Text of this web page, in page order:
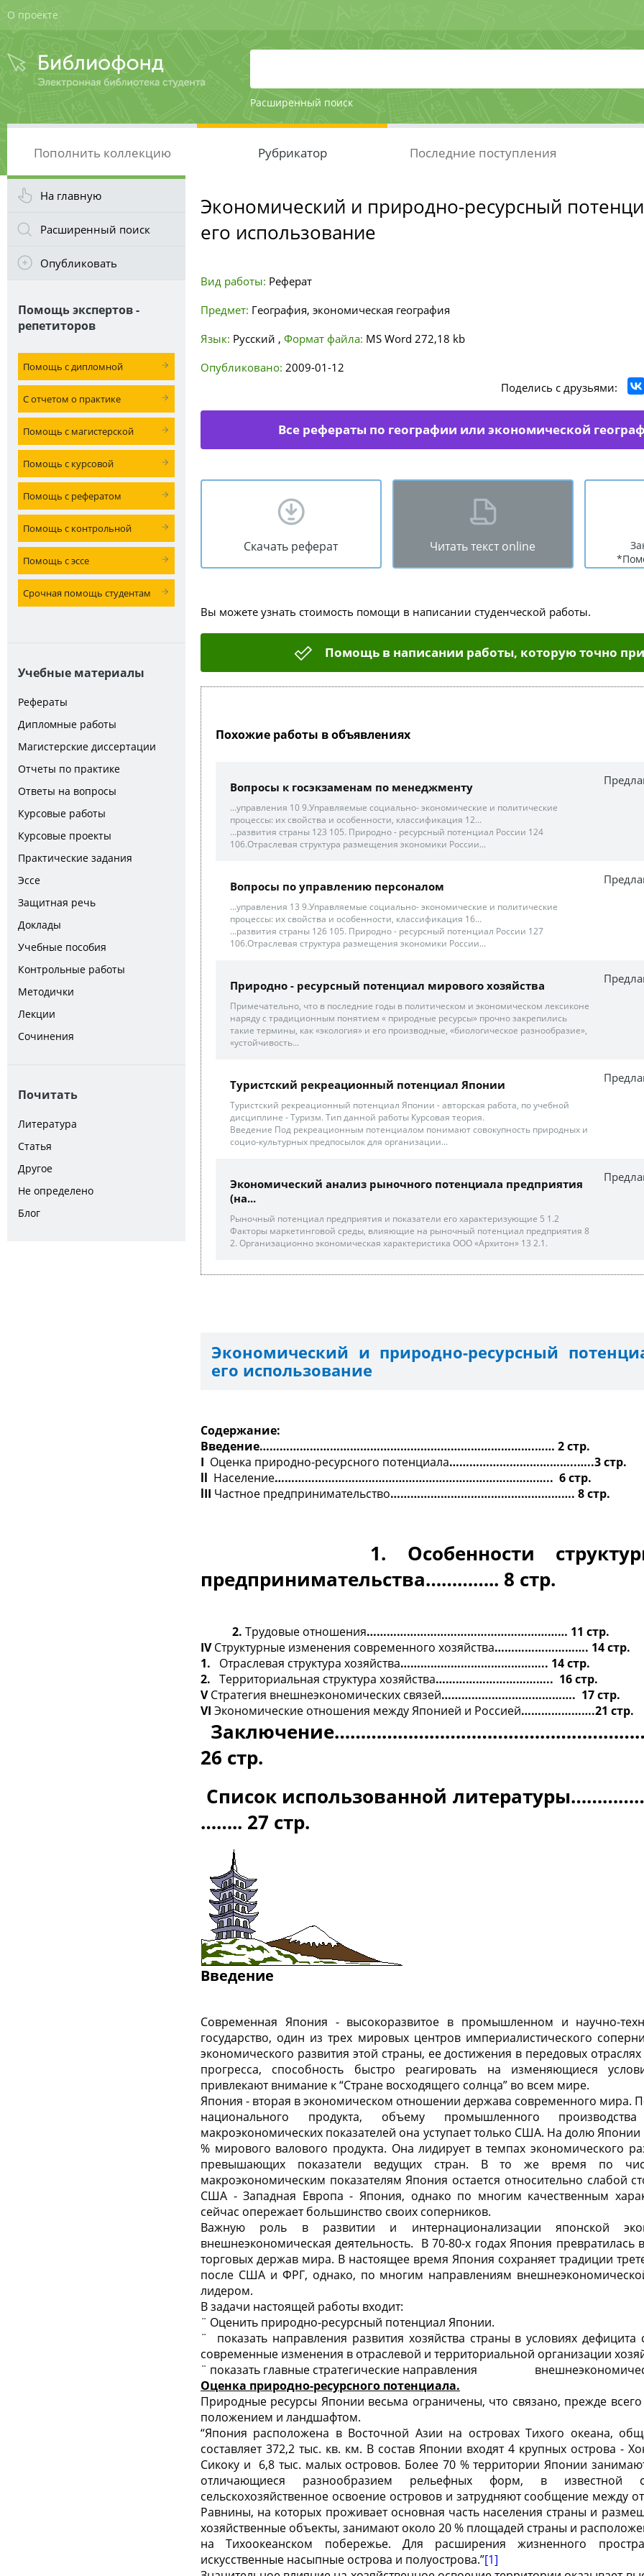
О проекте
Расширенный поиск
Пополнить коллекцию Рубрикатор Последние поступления
На главную
Расширенный поиск
Опубликовать
Помощь экспертов -
репетиторов
Помощь с дипломной
С отчетом о практике
Помощь с магистерской
Помощь с курсовой
Помощь с рефератом
Помощь с контрольной
Помощь с эссе
Срочная помощь студентам
Учебные материалы
Рефераты
Дипломные работы
Магистерские диссертации
Отчеты по практике
Ответы на вопросы
Курсовые работы
Курсовые проекты
Практические задания
Эссе
Защитная речь
Доклады
Учебные пособия
Контрольные работы
Методички
Лекции
Сочинения
Почитать
Литература
Статья
Другое
Не определено
Блог
Экономический и природно-ресурсный
его использование
Вид работы: Реферат
Предмет: География, экономическая география
Язык: Русский , Формат файла: MS Word 272,18 kb
Опубликовано: 2009-01-12
Поделись с друзьями:
Все рефераты по географии или экономической
Скачать реферат Читать текст online
Вы можете узнать стоимость помощи в написании студенческой работы.
Помощь в написании работы, которую точно
Похожие работы в объявлениях
Вопросы к госэкзаменам по менеджменту
...управления 10 9.Управляемые социально- экономические и политические
процессы: их свойства и особенности, классификация 12...
...развития страны 123 105. Природно - ресурсный потенциал России 124
106.Отраслевая структура размещения экономики России...
Вопросы по управлению персоналом
...управления 13 9.Управляемые социально- экономические и политические
процессы: их свойства и особенности, классификация 16...
...развития страны 126 105. Природно - ресурсный потенциал России 127
106.Отраслевая структура размещения экономики России...
Природно - ресурсный потенциал мирового хозяйства
Примечательно, что в последние годы в политическом и экономическом лексиконе
наряду с традиционным понятием « природные ресурсы» прочно закрепились
такие термины, как «экология» и его производные, «биологическое разнообразие»,
«устойчивость...
Туристский рекреационный потенциал Японии
Туристский рекреационный потенциал Японии - авторская работа, по учебной
дисциплине - Туризм. Тип данной работы Курсовая теория.
Введение Под рекреационным потенциалом понимают совокупность природных и
социо-культурных предпосылок для организации...
Экономический анализ рыночного потенциала предприятия
(на...
Рыночный потенциал предприятия и показатели его характеризующие 5 1.2
Факторы маркетинговой среды, влияющие на рыночный потенциал предприятия 8
2. Организационно экономическая характеристика ООО «Архитон» 13 2.1.
Экономический и природно-ресурсный
его использование
Содержание:
Введение……………………………………………………………………….…… 2 стр.
I Оценка природно-ресурсного потенциала………………………………..…..3 стр.
ll Население……………………………………………………………………….. 6 стр.
lII Частное предпринимательство………………………………………………. 8 стр.
1. Особенности структуры
предпринимательства………….. 8 стр.
2. Трудовые отношения…………………………………………………… 11 стр.
IV Структурные изменения современного хозяйства………………………. 14 стр.
1. Отраслевая структура хозяйства…………………………………….. 14 стр.
2. Территориальная структура хозяйства…………………………….. 16 стр.
V Стратегия внешнеэкономических связей…………………………………. 17 стр.
VI Экономические отношения между Японией и Россией………………….21 стр.
26 стр.
Список использованной
…….. 27 стр.
Введение
Современная Япония - высокоразвитое в промышленном и научно-
государство, один из трех мировых центров империалистического
экономического развития этой страны, ее достижения в передовых
прогресса, способность быстро реагировать на изменяющиеся
привлекают внимание к “Стране восходящего солнца” во всем мире.
Япония - вторая в экономическом отношении держава современного мира.
национального продукта, объему промышленного
макроэкономических показателей она уступает только США. На долю
% мирового валового продукта. Она лидирует в темпах экономического
превышающих показатели ведущих стран. В то же время по
макроэкономическим показателям Япония остается относительно слабой
США - Западная Европа - Япония, однако по многим качественным
сейчас опережает большинство своих соперников.
Важную роль в развитии и интернационализации японской
внешнеэкономическая деятельность. В 70-80-х годах Япония превратилась
торговых держав мира. В настоящее время Япония сохраняет традиции
после США и ФРГ, однако, по многим направлениям внешнеэкономической
лидером.
В задачи настоящей работы входит:
¨ Оценить природно-ресурсный потенциал Японии.
¨ показать направления развития хозяйства страны в условиях
современные изменения в отраслевой и территориальной организации
¨ показать главные стратегические направления
Оценка природно-ресурсного потенциала.
Природные ресурсы Японии весьма ограничены, что связано, прежде всего
положением и ландшафтом.
“Япония расположена в Восточной Азии на островах Тихого океана,
составляет 372,2 тыс. кв. км. В состав Японии входят 4 крупных острова -
Сикоку и 6,8 тыс. малых островов. Более 70 % территории Японии
отличающиеся разнообразием рельефных форм, в известной
сельскохозяйственное освоение островов и затрудняют сообщение между
Равнины, на которых проживает основная часть населения страны и
хозяйственные объекты, занимают около 20 % площадей страны и
на Тихоокеанском побережье. Для расширения жизненного
искусственные насыпные острова и полуострова.”[1]